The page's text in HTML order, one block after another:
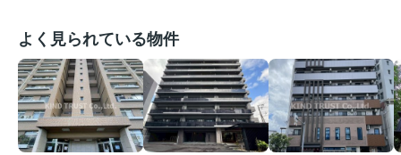
よく見られている物件